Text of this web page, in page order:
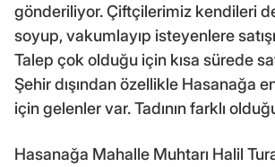
gönderiliyor. Çiftçilerimiz kendileri
soyup, vakumlayıp isteyenlere
Talep çok olduğu için kısa sürede
Şehir dışından özellikle Hasanağa
için gelenler var. Tadının farklı
Hasanağa Mahalle Muhtarı Halil